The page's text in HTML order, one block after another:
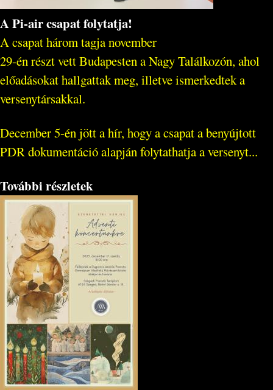
A Pi-air csapat folytatja!
A csapat három tagja november
29-én részt vett Budapesten a Nagy Találkozón, ahol
előadásokat hallgattak meg, illetve ismerkedtek a
versenytársakkal.
December 5-én jött a hír, hogy a csapat a benyújtott
PDR dokumentáció alapján folytathatja a versenyt...
További részletek